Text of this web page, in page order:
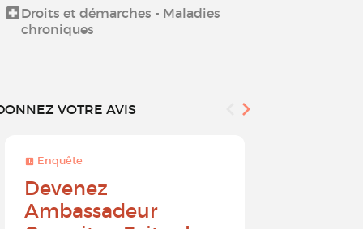
Droits et démarches - Maladies
chroniques
VOTRE AVIS
Enquête
Devenez
Ambassadeur